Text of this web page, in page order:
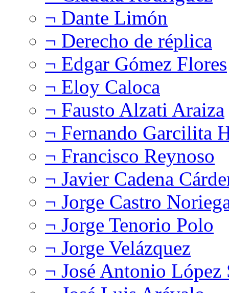
¬ Dante Limón
¬ Derecho de réplica
¬ Edgar Gómez Flores
¬ Eloy Caloca
¬ Fausto Alzati Araiza
¬ Fernando Garcilita
¬ Francisco Reynoso
¬ Javier Cadena
¬ Jorge Castro
¬ Jorge Tenorio Polo
¬ Jorge Velázquez
¬ José Antonio López